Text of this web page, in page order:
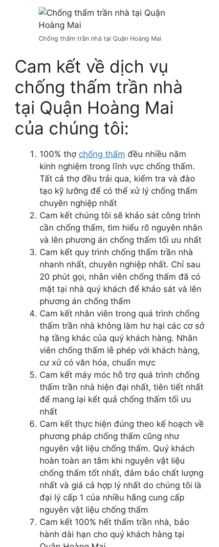
Chống thấm trần nhà tại Quận Hoàng Mai
Cam kết về dịch vụ
chống thấm trần nhà
tại Quận Hoàng Mai
của chúng tôi:
100% thợ chống thấm đều nhiều năm
kinh nghiệm trong lĩnh vực chống thấm.
Tất cả thợ đều trải qua, kiểm tra và đào
tạo kỹ lưỡng để có thể xử lý chống thấm
chuyên nghiệp nhất
Cam kết chúng tôi sẽ khảo sát công trình
cần chống thấm, tìm hiểu rõ nguyên nhân
và lên phương án chống thấm tối ưu nhất
Cam kết quy trình chống thấm trần nhà
nhanh nhất, chuyên nghiệp nhất. Chỉ sau
20 phút gọi, nhân viên chống thấm đã có
mặt tại nhà quý khách để khảo sát và lên
phương án chống thấm
Cam kết nhân viên trong quá trình chống
thấm trần nhà không làm hư hại các cơ sở
hạ tầng khác của quý khách hàng. Nhân
viên chống thấm lễ phép với khách hàng,
cư xử có văn hóa, chuẩn mực
Cam kết máy móc hỗ trợ quá trình chống
thấm trần nhà hiện đại nhất, tiên tiết nhất
để mang lại kết quả chống thấm tối ưu
nhất
Cam kết thực hiện đúng theo kế hoạch về
phương pháp chống thấm cũng như
nguyên vật liệu chống thấm. Quý khách
hoàn toàn an tâm khi nguyên vật liệu
chống thấm tốt nhất, đảm bảo chất lượng
nhất và giá cả hợp lý nhất do chúng tôi là
đại lý cấp 1 của nhiều hãng cung cấp
nguyên vật liệu chống thấm
Cam kết 100% hết thấm trần nhà, bảo
hành dài hạn cho quý khách hàng tại